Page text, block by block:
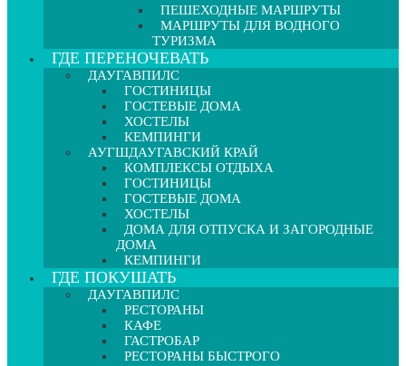
ПЕШЕХОДНЫЕ МАРШРУТЫ
МАРШРУТЫ ДЛЯ ВОДНОГО
ТУРИЗМА
ГДЕ ПЕРЕНОЧЕВАТЬ
ДАУГАВПИЛС
ГОСТИНИЦЫ
ГОСТЕВЫЕ ДОМА
ХОСТЕЛЫ
КЕМПИНГИ
АУГШДАУГАВСКИЙ КРАЙ
КОМПЛЕКСЫ ОТДЫХА
ГОСТИНИЦЫ
ГОСТЕВЫЕ ДОМА
ХОСТЕЛЫ
ДОМА ДЛЯ ОТПУСКА И ЗАГОРОДНЫЕ
ДОМА
КЕМПИНГИ
ГДЕ ПОКУШАТЬ
ДАУГАВПИЛС
РЕСТОРАНЫ
КАФЕ
ГАСТРОБАР
РЕСТОРАНЫ БЫСТРОГО